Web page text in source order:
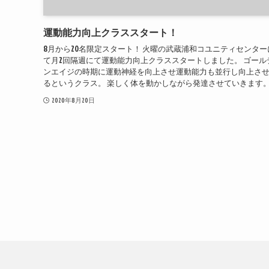
運動能力向上クラススタート！
8月から20名限定スタート！ 火曜の武蔵浦和コユニティセンター
て月2回隔週にて運動能力向上クラススタートしました。 ゴール
ンエイジの時期に運動神経を向上させ運動能力も並行し向上させ
るというクラス。 楽しく体を動かしながら発達させていきます
2020年8月20日